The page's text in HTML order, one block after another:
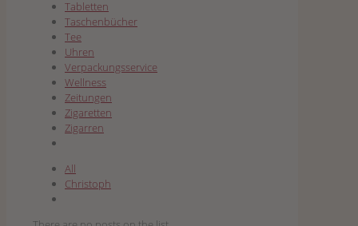
Tabletten
Taschenbücher
Tee
Uhren
Verpackungsservice
Wellness
Zeitungen
Zigaretten
Zigarren
All
Christoph